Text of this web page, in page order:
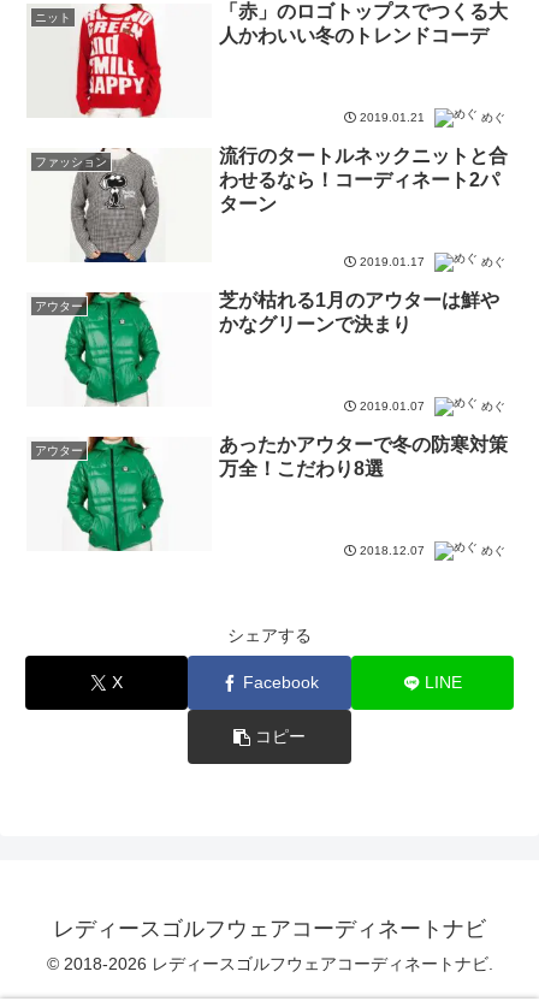
ニット
「赤」のロゴトップスでつくる大
人かわいい冬のトレンドコーデ
2019.01.21 めぐ
ファッション
流行のタートルネックニットと合
わせるなら！コーディネート2パ
ターン
2019.01.17 めぐ
アウター
芝が枯れる1月のアウターは鮮や
かなグリーンで決まり
2019.01.07 めぐ
アウター
あったかアウターで冬の防寒対策
万全！こだわり8選
2018.12.07 めぐ
シェアする
X Facebook LINE
コピー
レディースゴルフウェアコーディネートナビ
© 2018-2026 レディースゴルフウェアコーディネートナビ.